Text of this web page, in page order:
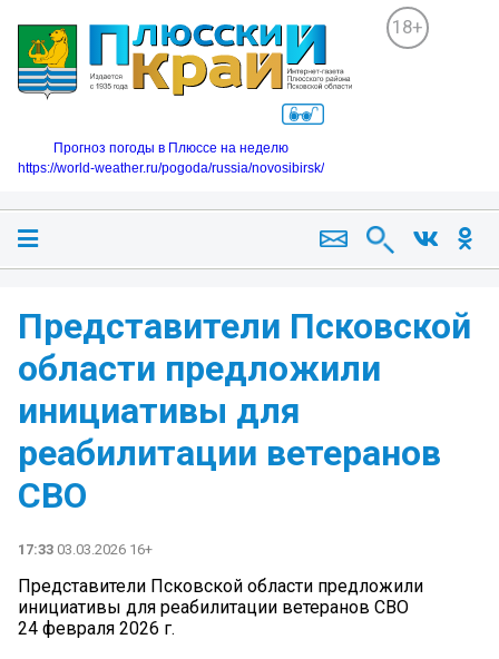
18+
Прогноз погоды в Плюссе на неделю
https://world-weather.ru/pogoda/russia/novosibirsk/
Представители Псковской
области предложили
инициативы для
реабилитации ветеранов
СВО
17:33 03.03.2026 16+
Представители Псковской области предложили
инициативы для реабилитации ветеранов СВО
24 февраля 2026 г.